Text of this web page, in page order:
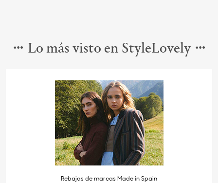
Lo más visto en StyleLovely
Rebajas de marcas Made in Spain